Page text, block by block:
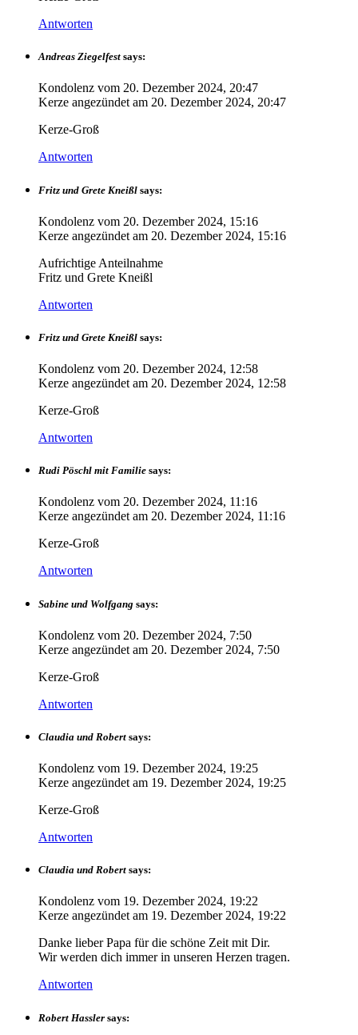
Antworten
Andreas Ziegelfest says:
Kondolenz vom 20. Dezember 2024, 20:47
Kerze angezündet am 20. Dezember 2024, 20:47
Kerze-Groß
Antworten
Fritz und Grete Kneißl says:
Kondolenz vom 20. Dezember 2024, 15:16
Kerze angezündet am 20. Dezember 2024, 15:16
Aufrichtige Anteilnahme
Fritz und Grete Kneißl
Antworten
Fritz und Grete Kneißl says:
Kondolenz vom 20. Dezember 2024, 12:58
Kerze angezündet am 20. Dezember 2024, 12:58
Kerze-Groß
Antworten
Rudi Pöschl mit Familie says:
Kondolenz vom 20. Dezember 2024, 11:16
Kerze angezündet am 20. Dezember 2024, 11:16
Kerze-Groß
Antworten
Sabine und Wolfgang says:
Kondolenz vom 20. Dezember 2024, 7:50
Kerze angezündet am 20. Dezember 2024, 7:50
Kerze-Groß
Antworten
Claudia und Robert says:
Kondolenz vom 19. Dezember 2024, 19:25
Kerze angezündet am 19. Dezember 2024, 19:25
Kerze-Groß
Antworten
Claudia und Robert says:
Kondolenz vom 19. Dezember 2024, 19:22
Kerze angezündet am 19. Dezember 2024, 19:22
Danke lieber Papa für die schöne Zeit mit Dir.
Wir werden dich immer in unseren Herzen tragen.
Antworten
Robert Hassler says: